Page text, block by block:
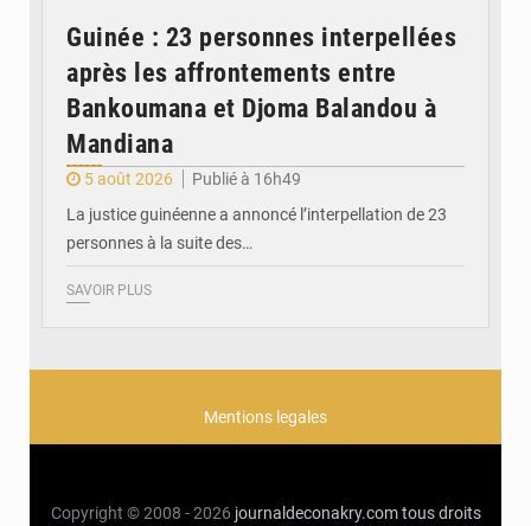
Guinée : 23 personnes interpellées
après les affrontements entre
Bankoumana et Djoma Balandou à
Mandiana
5 août 2026
Publié à 16h49
La justice guinéenne a annoncé l’interpellation de 23
personnes à la suite des…
SAVOIR PLUS
Mentions legales
Copyright © 2008 - 2026 journaldeconakry.com tous droits